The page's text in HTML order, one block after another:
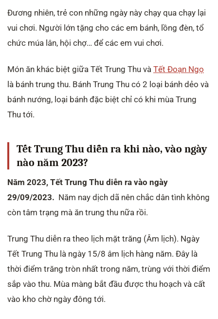
Đương nhiên, trẻ con những ngày này chạy qua chạy lại
vui chơi. Người lớn tặng cho các em bánh, lồng đèn, tổ
chức múa lân, hội chợ… để các em vui chơi.
Món ăn khác biệt giữa Tết Trung Thu và Tết Đoạn Ngọ
là bánh trung thu. Bánh Trung Thu có 2 loại bánh dẻo và
bánh nướng, loại bánh đặc biệt chỉ có khi mùa Trung
Thu tới.
Tết Trung Thu diễn ra khi nào, vào ngày
nào năm 2023?
Năm 2023, Tết Trung Thu diễn ra vào ngày
29/09/2023. Năm nay dịch dã nên chắc dân tình không
còn tâm trạng mà ăn trung thu nữa rồi.
Trung Thu diễn ra theo lịch mặt trăng (Âm lịch). Ngày
Tết Trung Thu là ngày 15/8 âm lịch hàng năm. Đây là
thời điểm trăng tròn nhất trong năm, trùng với thời điểm
sắp vào thu. Mùa màng bắt đầu được thu hoạch và cất
vào kho chờ ngày đông tới.